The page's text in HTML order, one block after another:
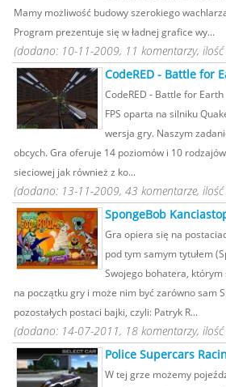
Mamy możliwość budowy szerokiego
Program prezentuje się w ładnej grafice wy...
(dodano: 10-11-2009, 11 komentarzy,
CodeRED - Battle for
CodeRED - Battle for
FPS oparta na silniku
wersja gry. Naszym
obcych. Gra oferuje 14 poziomów i 10
sieciowej jak również z ko...
(dodano: 13-11-2009, 43 komentarze,
SpongeBob
Gra opiera się na
pod tym samym tytułem
Swojego bohatera,
na początku gry i może nim być zarówno sam
pozostałych postaci bajki, czyli: Patryk R...
(dodano: 14-07-2011, 18 komentarzy,
Police Supercars
W tej grze możemy